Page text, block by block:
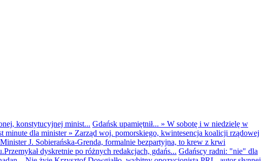
konstytucyjnej minist... Gdańsk upamiętnił... » W sobotę i w niedzielę w
minute dla minister» Zarząd woj. pomorskiego, kwintesencja koalicji rządowej
Minister J. Sobierańska-Grenda, formalnie bezpartyjna, to krew z krwi
dyskretnie po różnych redakcjach, gdańs... Gdańscy radni: "nie" dla